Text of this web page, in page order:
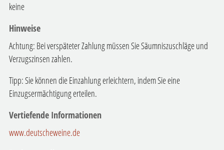
keine
Hinweise
Achtung: Bei verspäteter Zahlung müssen Sie Säumniszuschläge und
Verzugszinsen zahlen.
Tipp:Sie können die Einzahlung erleichtern, indem Sie eine
Einzugsermächtigung erteilen.
Vertiefende Informationen
www.deutscheweine.de